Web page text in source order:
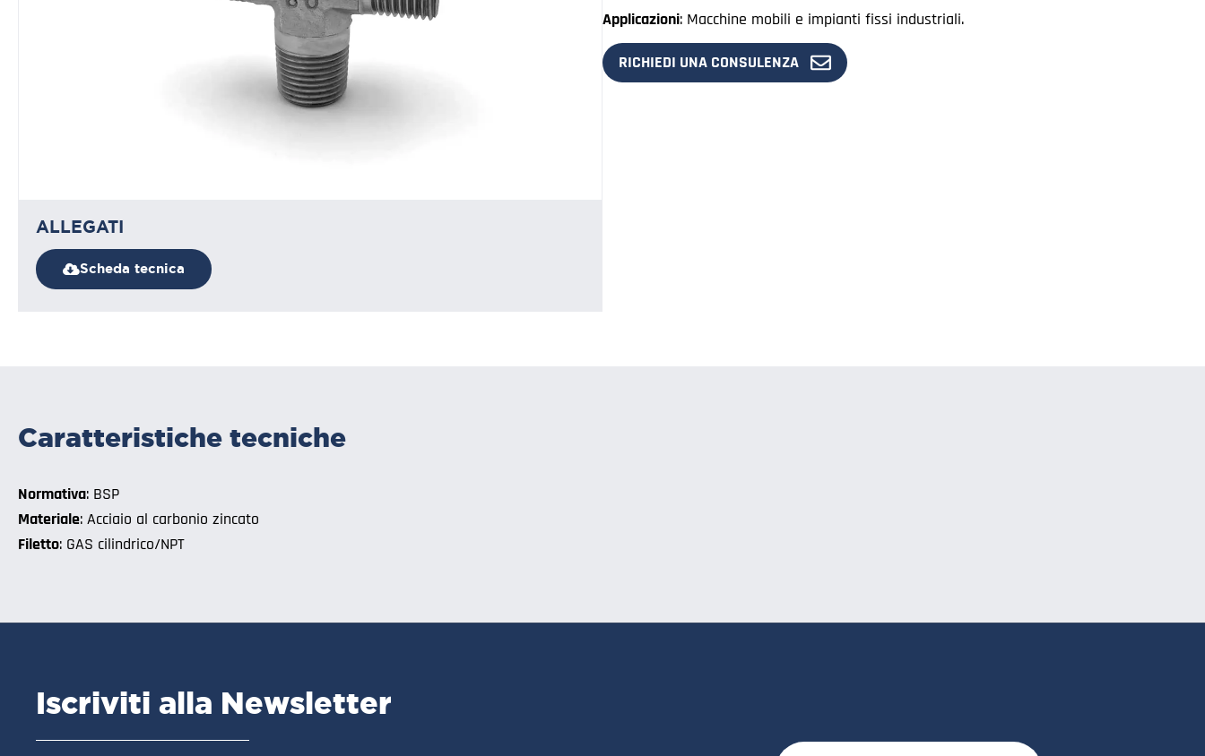
ALLEGATI
Scheda tecnica
Applicazioni: Macchine mobili e impianti fissi industriali.
RICHIEDI UNA CONSULENZA
Caratteristiche tecniche
Normativa: BSP
Materiale: Acciaio al carbonio zincato
Filetto: GAS cilindrico/NPT
Iscriviti alla Newsletter